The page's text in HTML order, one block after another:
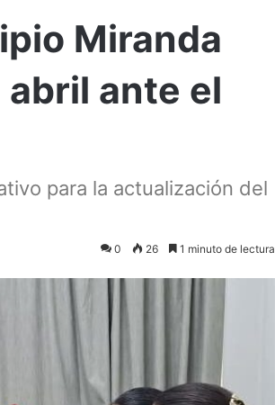
Miranda
ante el
para la actualización del
0 26 1 minuto de lectura